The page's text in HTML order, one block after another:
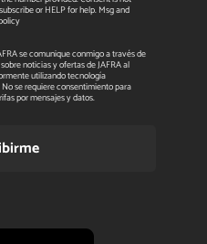
or HELP for help. Msg and
se comunique conmigo a través de
noticias y ofertas de JAFRA al
utilizando tecnología
se requiere consentimiento para
por mensajes y datos.